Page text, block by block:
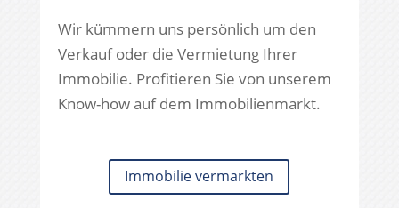
Wir kümmern uns persönlich um den
Verkauf oder die Vermietung Ihrer
Immobilie. Profitieren Sie von unserem
Know-how auf dem Immobilienmarkt.
Immobilie vermarkten